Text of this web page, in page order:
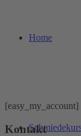
Home
[easy_my_account]
Kontakt